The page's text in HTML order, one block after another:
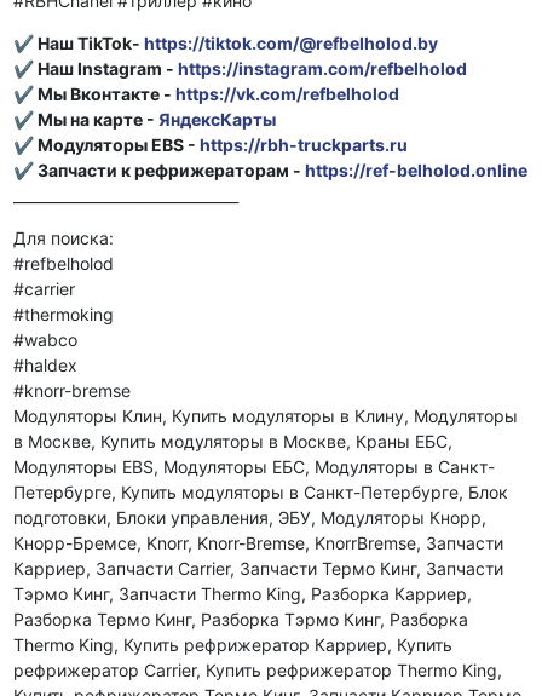
✔ Наш TikTok- https://tiktok.com/@refbelholod.by
✔ Наш Instagram - https://instagram.com/refbelholod
✔ Мы Вконтакте - https://vk.com/refbelholod
✔ Мы на карте - ЯндексКарты
✔ Модуляторы EBS - https://rbh-truckparts.ru
✔ Запчасти к рефрижераторам - https://ref-belholod.online
Для поиска:
#refbelholod
#carrier
#thermoking
#wabco
#haldex
#knorr-bremse
Модуляторы Клин, Купить модуляторы в Клину, Модуляторы
в Москве, Купить модуляторы в Москве, Краны ЕБС,
Модуляторы EBS, Модуляторы EБС, Модуляторы в Санкт-
Петербурге, Купить модуляторы в Санкт-Петербурге, Блок
подготовки, Блоки управления, ЭБУ, Модуляторы Кнорр,
Кнорр-Бремсе, Knorr, Knorr-Bremse, KnorrBremse, Запчасти
Карриер, Запчасти Carrier, Запчасти Термо Кинг, Запчасти
Тэрмо Кинг, Запчасти Thermo King, Разборка Карриер,
Разборка Термо Кинг, Разборка Тэрмо Кинг, Разборка
Thermo King, Купить рефрижератор Карриер, Купить
рефрижератор Carrier, Купить рефрижератор Thermo King,